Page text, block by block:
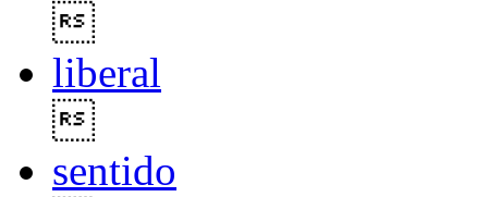
liberal
sentido